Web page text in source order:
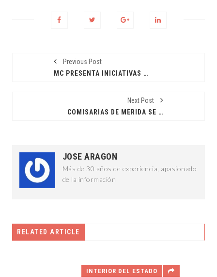
Previous Post
MC PRESENTA INICIATIVAS EN BENEFICIO DE LOS YUCATECOS
Next Post
COMISARÍAS DE MÉRIDA SE IDENTIFICAN CON LA NUEVA FORMA DE GOBERNAR
JOSE ARAGON
Más de 30 años de experiencia, apasionado
de la información
RELATED ARTICLE
INTERIOR DEL ESTADO